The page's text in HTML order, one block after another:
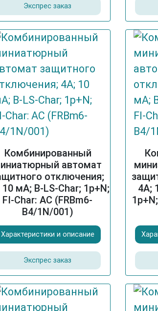
Экспрес заказ
Комбинированный
автомат
отключения;
10 мА; B-LS-Char; 1p+N;
FI-Char: AC (FRBm6-
B4/1N/001)
Характеристики и описание
Экспрес заказ
4A;